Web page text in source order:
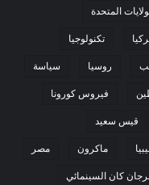
المتحدة
تكنولوجيا
روسيا سياسة
فيروس كورونا
قيس سعيد
ماكرون مصر
كان السينمائي